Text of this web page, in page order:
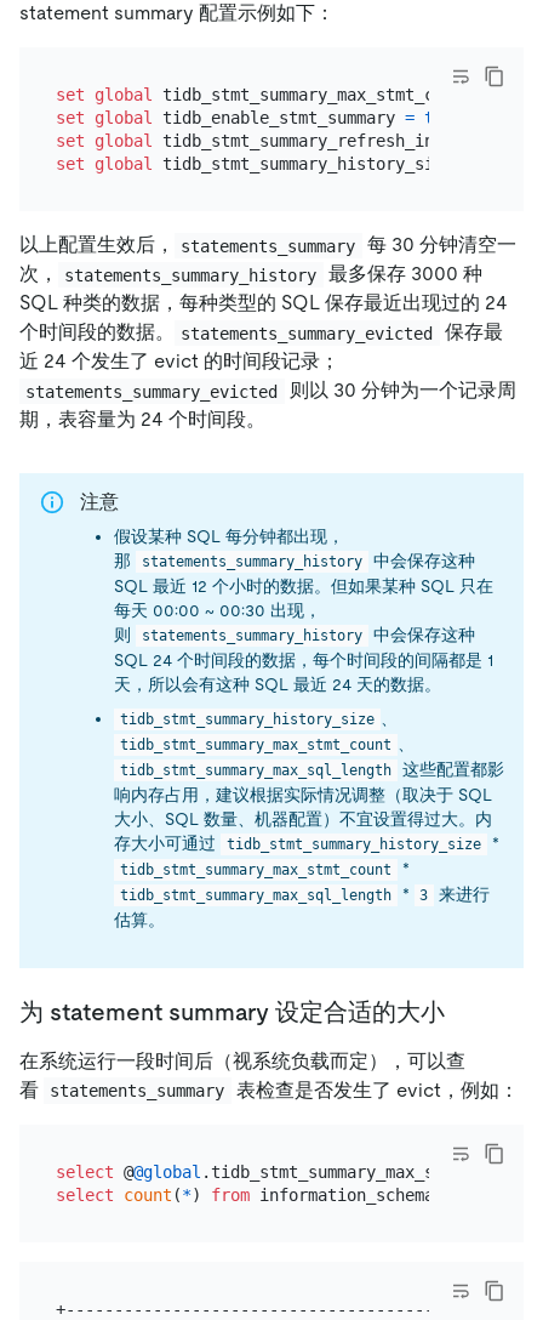
statement summary 配置示例如下：
set global tidb_stmt_summary_max_stmt_count
set
global tidb_enable_stmt_summary = true
set
global tidb_stmt_summary_refresh_interval
set
global tidb_stmt_summary_history_size
以上配置生效后， statements_summary
每 30 分钟清空一
次，
statements_summary_history
最多保存 3000 种
SQL 种类的数据，每种类型的 SQL 保存最近出现过的 24
个时间段的数据。
statements_summary_evicted
保存最
近 24 个发生了 evict 的时间段记录；
statements_summary_evicted
则以 30 分钟为一个记录周
期，表容量为 24 个时间段。
注意
假设某种 SQL 每分钟都出现，
那
statements_summary_history
中会保存这种
SQL 最近 12 个小时的数据。但如果某种 SQL 只在
每天 00:00 ~ 00:30 出现，
则
statements_summary_history
中会保存这种
SQL 24 个时间段的数据，每个时间段的间隔都是 1
天，所以会有这种 SQL 最近 24 天的数据。
tidb_stmt_summary_history_size
tidb_stmt_summary_max_stmt_count
tidb_stmt_summary_max_sql_length
这些配置都影
响内存占用，建议根据实际情况调整（取决于 SQL
大小、SQL 数量、机器配置）不宜设置得过大。内
存大小可通过
tidb_stmt_summary_history_size *
tidb_stmt_summary_max_stmt_count *
tidb_stmt_summary_max_sql_length * 3
来进行
估算。
为 statement summary 设定合适的大小
在系统运行一段时间后（视系统负载而定），可以查
看
statements_summary 表检查是否发生了 evict，例如：
select @@global
select
count (*) from
+-------------------------------------------+